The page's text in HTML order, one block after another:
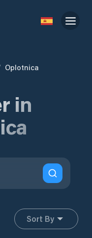
Oplotnica
in
Sort By